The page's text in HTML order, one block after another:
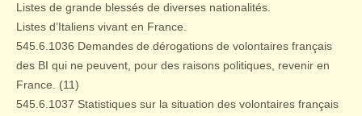
Listes de grande blessés de diverses nationalités.
Listes d’Italiens vivant en France.
545.6.1036 Demandes de dérogations de volontaires français
des BI qui ne peuvent, pour des raisons politiques, revenir en
France. (11)
545.6.1037 Statistiques sur la situation des volontaires français